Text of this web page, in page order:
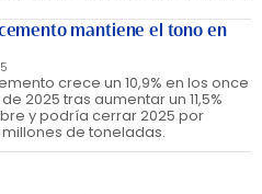
mantiene el tono en
crece un 10,9% en los once
2025 tras aumentar un 11,5%
y podría cerrar 2025 por
de toneladas.